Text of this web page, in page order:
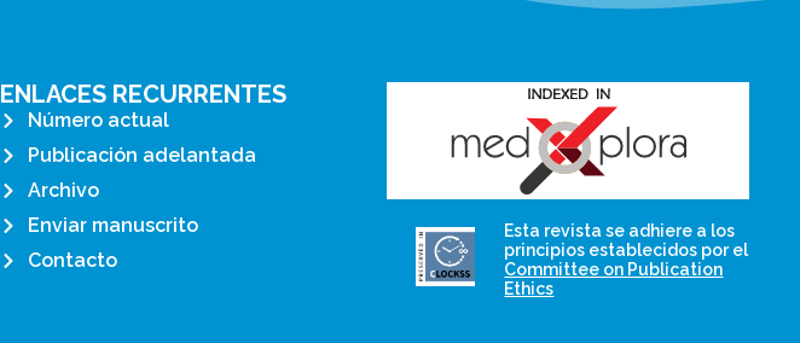
ENLACES RECURRENTES
Número actual
Publicación adelantada
Archivo
Enviar manuscrito
Contacto
that ensures the long-
term survival of web-
based scholary
publications, governed by
Esta revista se adhiere a los
principios establecidos por el
Committee on Publication
Ethics